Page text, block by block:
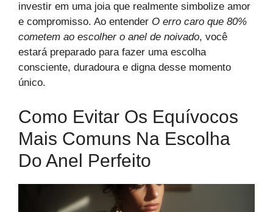
investir em uma joia que realmente simbolize amor
e compromisso. Ao entender O erro caro que 80%
cometem ao escolher o anel de noivado, você
estará preparado para fazer uma escolha
consciente, duradoura e digna desse momento
único.
Como Evitar Os Equívocos
Mais Comuns Na Escolha
Do Anel Perfeito